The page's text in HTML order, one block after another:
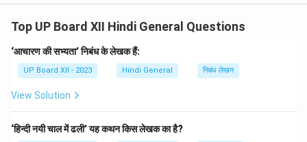
तुम्हारा स्वास्थ्य ही सबसे महत्वपूर्ण है और मैं आशा करता हूँ कि तुम
जल्दी ठीक हो जाओगे। इस कठिन समय में तुम्हें निरंतर साहस बनाए
रखने की आवश्यकता है। तुम मेरे लिए हमेशा प्रेरणा स्रोत हो और मैं
जानता हूँ कि तुम्हारे पास किसी भी समस्या का समाधान निकालने की
शक्ति है।
शुभकामनाएँ हैं। भगवान तुम्हारा साथ दे, और तुम जल्दी ठीक हो। इस
Top UP Board XII Hindi General Questions
‘आचारण की सभ्यता’ निबंध के लेखक हैं:
UP Board XII - 2023 Hindi General निबंध लेखन
View Solution
‘हिन्दी नयी चाल में ढली’ यह कथन किस लेखक का है?